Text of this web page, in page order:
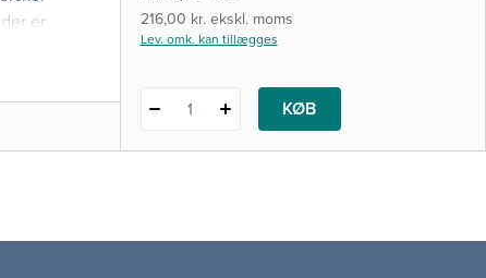
er
216,00 kr. ekskl. moms
Lev. omk. kan tillægges
1 KØB